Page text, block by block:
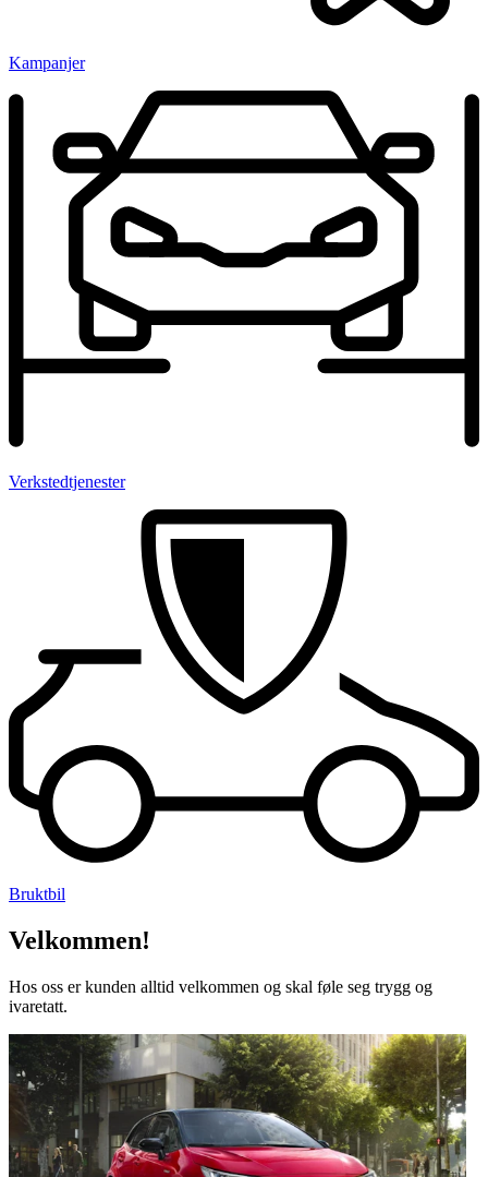
Kampanjer
Verksted­tjenester
Bruktbil
Velkommen!
Hos oss er kunden alltid velkommen og skal føle seg trygg og
ivaretatt.